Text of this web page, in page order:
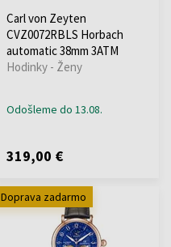
Carl von Zeyten
CVZ0072RBLS Horbach
automatic 38mm 3ATM
Hodinky - Ženy
Odošleme do 13.08.
319,00 €
Doprava zadarmo